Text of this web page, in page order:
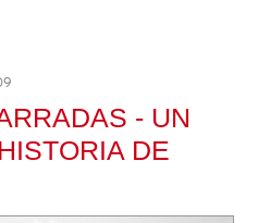
- UN
DE